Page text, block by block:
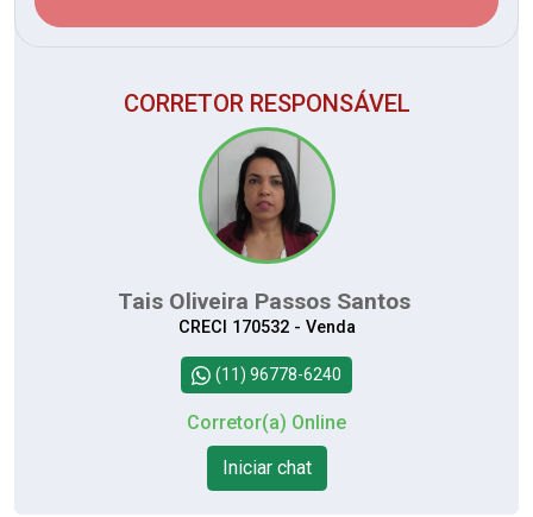
CORRETOR RESPONSÁVEL
Tais Oliveira Passos Santos
CRECI 170532 - Venda
(11) 96778-6240
Corretor(a) Online
Iniciar chat